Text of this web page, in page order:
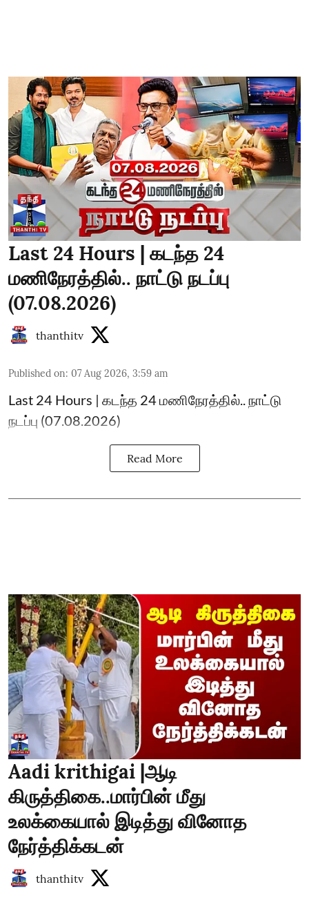
Last 24 Hours | கடந்த 24
மணிநேரத்தில்.. நாட்டு நடப்பு
(07.08.2026)
thanthitv
Published on: 07 Aug 2026, 3:59 am
Last 24 Hours | கடந்த 24 மணிநேரத்தில்.. நாட்டு
நடப்பு (07.08.2026)
Read More
Aadi krithigai |ஆடி
கிருத்திகை..மார்பின் மீது
உலக்கையால் இடித்து வினோத
நேர்த்திக்கடன்
thanthitv